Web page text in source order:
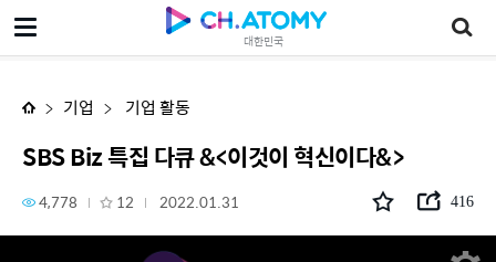
대한민국
SBS Biz 특집 다큐 &<이것이 혁신이다&>
기업 기업 활동
SBS Biz 특집 다큐 &<이것이 혁신이다&>
4,778 12 2022.01.31 416